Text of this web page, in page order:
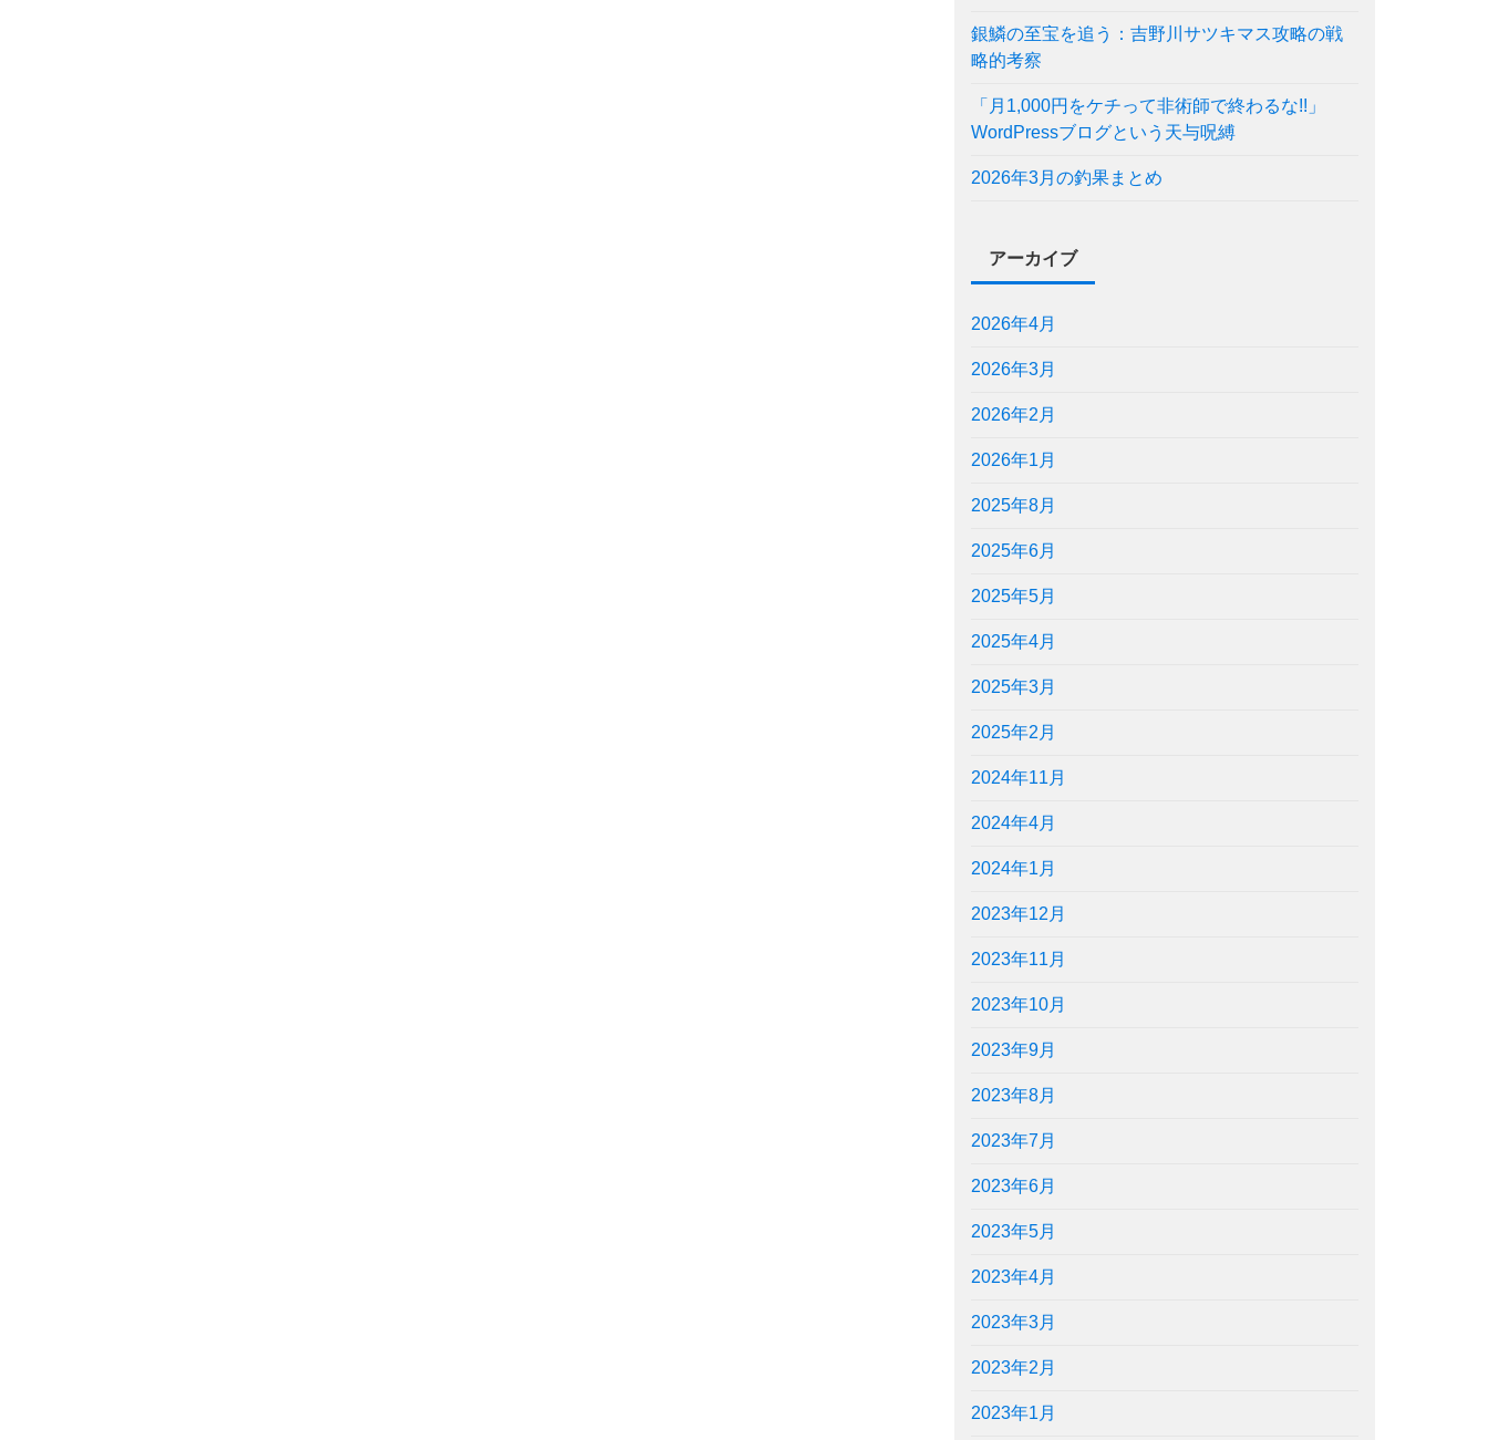
銀鱗の至宝を追う：吉野川サツキマス攻略の戦
略的考察
「月1,000円をケチって非術師で終わるな!!」
WordPressブログという天与呪縛
2026年3月の釣果まとめ
アーカイブ
2026年4月
2026年3月
2026年2月
2026年1月
2025年8月
2025年6月
2025年5月
2025年4月
2025年3月
2025年2月
2024年11月
2024年4月
2024年1月
2023年12月
2023年11月
2023年10月
2023年9月
2023年8月
2023年7月
2023年6月
2023年5月
2023年4月
2023年3月
2023年2月
2023年1月